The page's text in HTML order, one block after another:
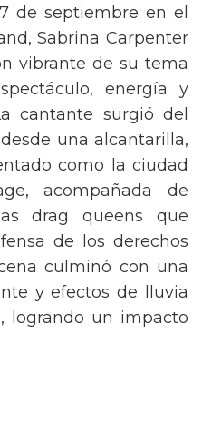
de septiembre en el
Sabrina Carpenter
vibrante de su tema
energía y
cantante surgió del
una alcantarilla,
como la ciudad
acompañada de
drag queens que
de los derechos
culminó con una
y efectos de lluvia
logrando un impacto